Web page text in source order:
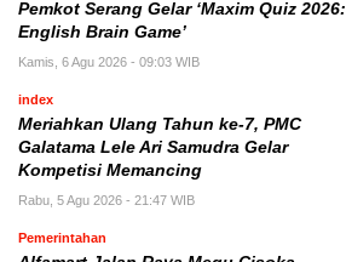
Pemkot Serang Gelar ‘Maxim Quiz 2026:
English Brain Game’
Kamis, 6 Agu 2026 - 09:03 WIB
index
Meriahkan Ulang Tahun ke-7, PMC
Galatama Lele Ari Samudra Gelar
Kompetisi Memancing
Rabu, 5 Agu 2026 - 21:47 WIB
Pemerintahan